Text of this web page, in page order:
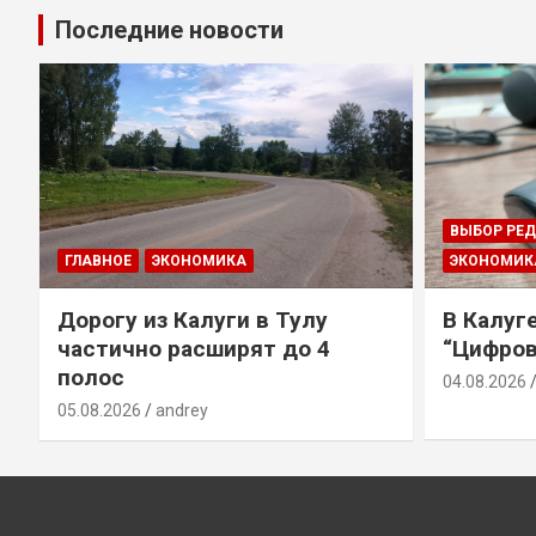
Последние новости
ГЛАВНОЕ ЭКОНОМИКА
Дорогу из Калуги в Тулу
частично расширят до 4
полос
05.08.2026 andrey
ВЫБОР
В
04.08.2026